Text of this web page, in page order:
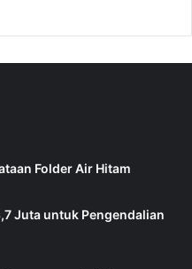
Folder Air Hitam
Juta untuk Pengendalian